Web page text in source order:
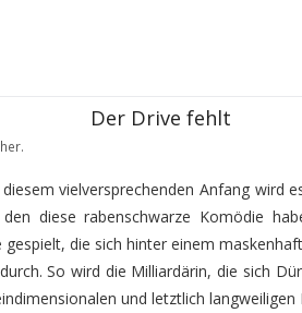
Der Drive fehlt
vielversprechenden Anfang wird
den diese rabenschwarze Komödie
gespielt, die sich hinter einem
So wird die Milliardärin, die sich
und letztlich